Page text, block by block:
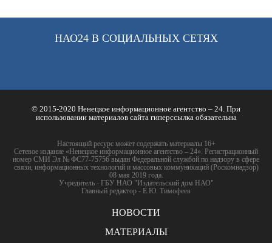
НАО24 В СОЦИАЛЬНЫХ СЕТЯХ
© 2015-2020 Ненецкое информационное агентство – 24. При
использовании материалов сайта гиперссылка обязательна
Настоящий ресурс может содержать материалы 16+
Сетевое издание «Ненецкое информационное агентство – 24». Регистрационный
номер СМИ Эл № ФС77-75756 выдан Федеральной службой по надзору в сфере
связи, информационных технологий и массовых коммуникаций (Роскомнадзор)
08 мая 2019 года.
Учредитель - ГБУ НАО "Издательский дом НАО"
Главный редактор - Е.Ю. Тимофеев
НОВОСТИ
МАТЕРИАЛЫ